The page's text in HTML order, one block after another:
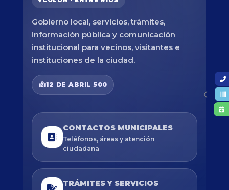
Gobierno local, servicios, trámites,
información pública y comunicación
institucional para vecinos, visitantes e
instituciones de la ciudad.
12 DE ABRIL 500
CONTACTOS MUNICIPALES
Teléfonos, áreas y atención
ciudadana
TRÁMITES Y SERVICIOS